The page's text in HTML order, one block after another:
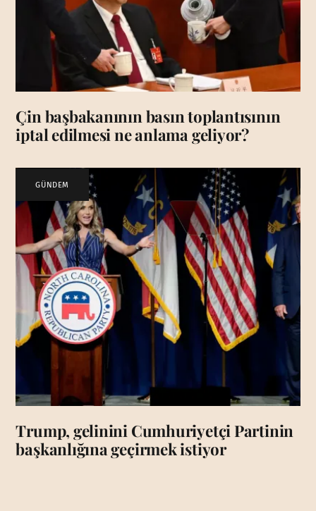
Çin başbakanının basın toplantısının
iptal edilmesi ne anlama geliyor?
GÜNDEM
Trump, gelinini Cumhuriyetçi Partinin
başkanlığına geçirmek istiyor